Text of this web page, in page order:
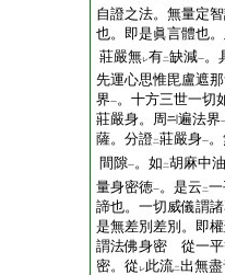
自證之法。無量定
也。即是眞言體也
莊嚴無レ有二缺減一。
先運心思惟毘盧遮
界一。十方三世一切
莊嚴身。周
遍法界
薩。分證二莊嚴身一
間隙一。如 二胡麻中油
量身密徳一。是云 二
諦也。一切威儀謂
是無差別差別。即
謂法佛身密 從一平
密。從 レ此流二出無